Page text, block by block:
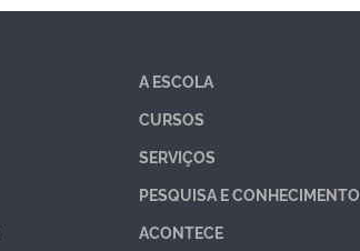
A ESCOLA
CURSOS
SERVIÇOS
PESQUISA E CONHECIMENTO
ACONTECE